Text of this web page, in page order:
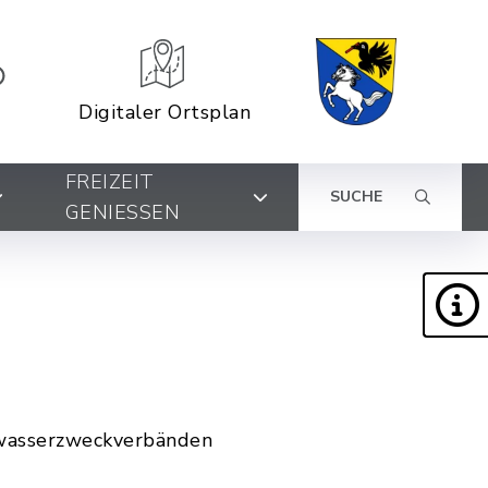
Digitaler Ortsplan
FREIZEIT
GENIESSEN
SUCHE